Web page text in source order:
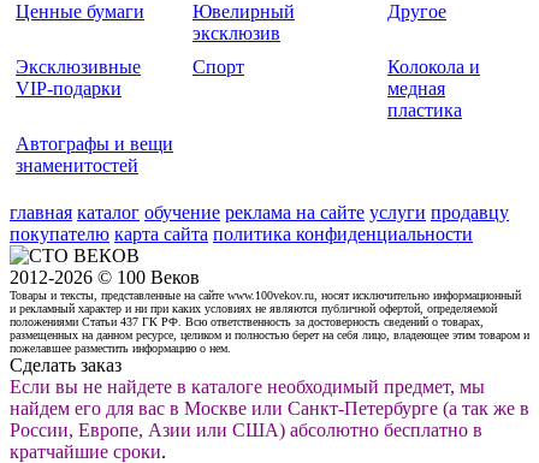
Ценные бумаги
Ювелирный
эксклюзив
Другое
Эксклюзивные
VIP-подарки
Спорт
Колокола и
медная
пластика
Автографы и вещи
знаменитостей
главная каталог обучение реклама на сайте услуги продавцу
покупателю карта сайта политика конфиденциальности
2012-2026 © 100 Веков
Товары и тексты, представленные на сайте www.100vekov.ru, носят исключительно информационный
и рекламный характер и ни при каких условиях не являются публичной офертой, определяемой
положениями Статьи 437 ГК РФ. Всю ответственность за достоверность сведений о товарах,
размещенных на данном ресурсе, целиком и полностью берет на себя лицо, владеющее этим товаром и
пожелавшее разместить информацию о нем.
Сделать заказ
Если вы не найдете в каталоге необходимый предмет, мы
найдем его для вас в Москве или Санкт-Петербурге (а так же в
России, Европе, Азии или США) абсолютно бесплатно в
кратчайшие сроки.